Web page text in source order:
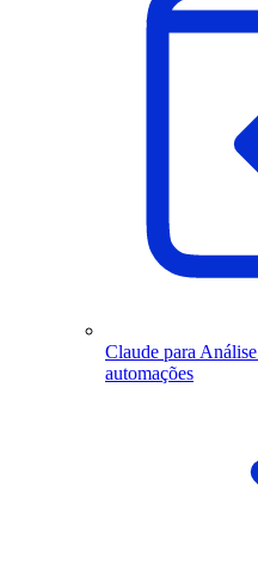
Claude para
automações